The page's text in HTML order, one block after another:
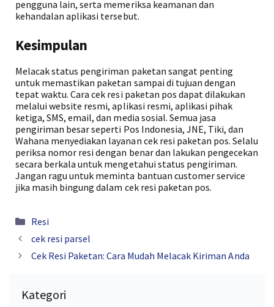
pengguna lain, serta memeriksa keamanan dan
kehandalan aplikasi tersebut.
Kesimpulan
Melacak status pengiriman paketan sangat penting
untuk memastikan paketan sampai di tujuan dengan
tepat waktu. Cara cek resi paketan pos dapat dilakukan
melalui website resmi, aplikasi resmi, aplikasi pihak
ketiga, SMS, email, dan media sosial. Semua jasa
pengiriman besar seperti Pos Indonesia, JNE, Tiki, dan
Wahana menyediakan layanan cek resi paketan pos. Selalu
periksa nomor resi dengan benar dan lakukan pengecekan
secara berkala untuk mengetahui status pengiriman.
Jangan ragu untuk meminta bantuan customer service
jika masih bingung dalam cek resi paketan pos.
Kategori
Resi
cek resi parsel
Cek Resi Paketan: Cara Mudah Melacak Kiriman Anda
Kategori